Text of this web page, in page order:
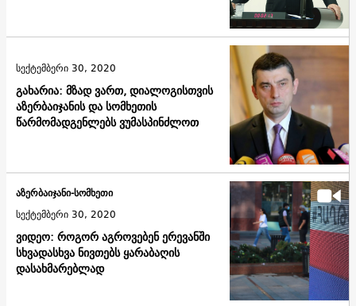
გახარია: მზად ვართ, დიალოგისთვის
აზერბაიჯანის და სომხეთის
წარმომადგენლებს ვუმასპინძლოთ
სექტემბერი 30, 2020
ვიდეო: როგორ აგროვებენ ერევანში
სხვადასხვა ნივთებს ყარაბაღის
დასახმარებლად
აზერბაიჯანი-სომხეთი
სექტემბერი 30, 2020